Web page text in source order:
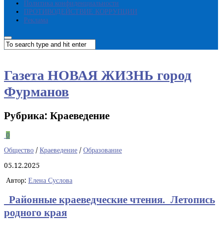
Политика конфиденциальности
ПРОТИВОДЕЙСТВИЕ КОРРУПЦИИ
Реклама
Газета НОВАЯ ЖИЗНЬ город
Фурманов
Рубрика: Краеведение
0
Общество / Краеведение / Образование
05.12.2025
Автор: Елена Суслова
Районные краеведческие чтения. Летопись
родного края